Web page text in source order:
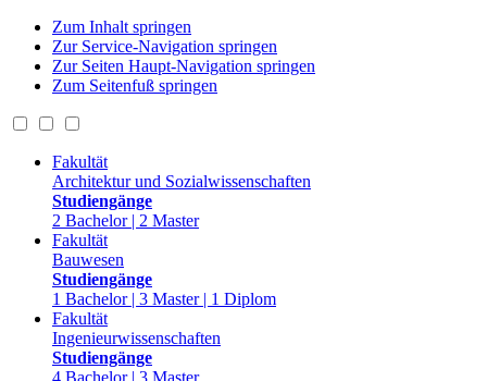
Zum Inhalt springen
Zur Service-Navigation springen
Zur Seiten Haupt-Navigation springen
Zum Seitenfuß springen
Fakultät
Architektur und Sozialwissenschaften
Studiengänge
2 Bachelor | 2 Master
Fakultät
Bauwesen
Studiengänge
1 Bachelor | 3 Master | 1 Diplom
Fakultät
Ingenieurwissenschaften
Studiengänge
4 Bachelor | 3 Master